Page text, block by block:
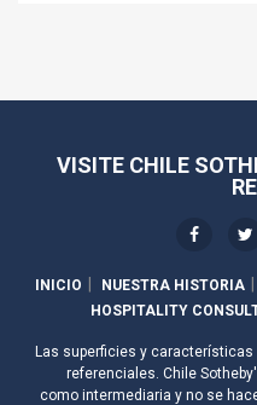
VISITE CHILE
INICIO NUESTRA HISTORIA
HOSPITALITY
Las superficies y
referenciales. Chile
como intermediaria y no se